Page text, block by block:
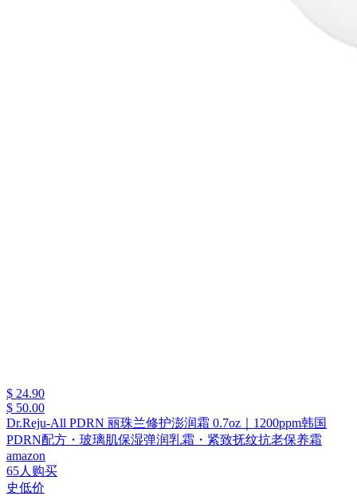
$ 24.90
$ 50.00
Dr.Reju-All PDRN 丽珠兰修护澎润霜 0.7oz｜1200ppm韩国
PDRN配方・玻璃肌保湿弹润乳霜・紧致抚纹抗老保养霜
amazon
65人购买
史低价